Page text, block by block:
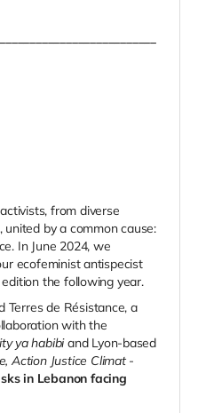
from diverse
by a common cause:
In June 2024, we
ecofeminist antispecist
the following year.
Terres de Résistance, a
with the
ya habibiand Lyon-based
Action Justice Climat-
in Lebanon facing